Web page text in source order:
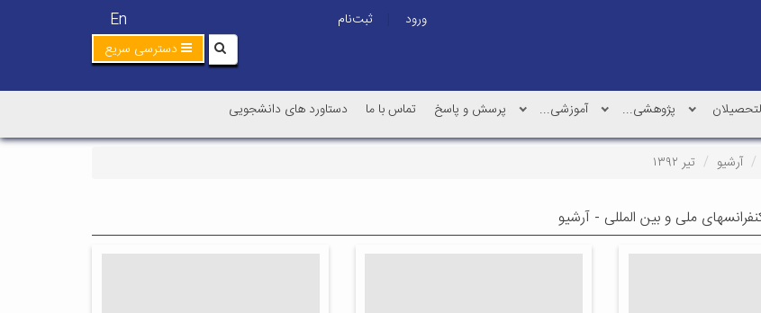
En ورود |
ثبت‌نام
دسترسی سریع
پژوهشی... آموزشی... پرسش و پاسخ تماس با ما دستاورد های دانشجویی
آرشیو تیر ۱۳۹۲
ملی و بین المللی - آرشیو